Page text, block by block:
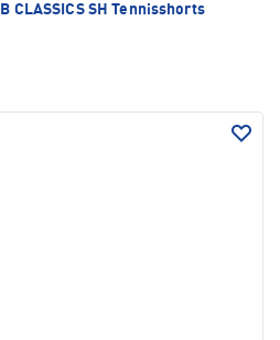
B CLASSICS SH Tennisshorts